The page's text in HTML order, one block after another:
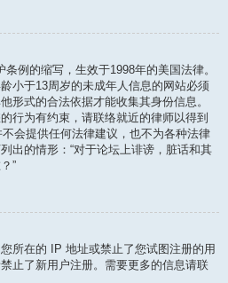
例的缩写，生效于1998年的美国法律。
小于13周岁的未成年人信息的网站必须
形式的合法依据才能收集其身份信息。
行为有约束，请联络就近的律师以得到
会提供任何法律建议，也不为各种法律
出的情形：“对于论坛上诽谤，脏话和其
”
所在的 IP 地址或禁止了您试图注册的用
止了新用户注册。需要更多的信息请联